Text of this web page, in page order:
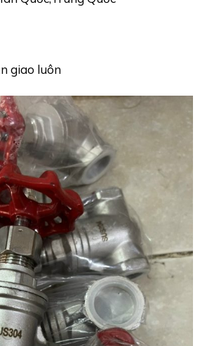
giao luôn